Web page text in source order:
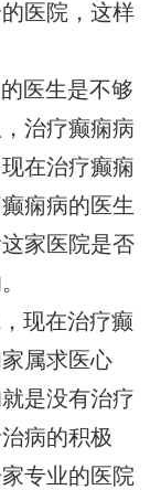
医院，这样
医生是不够
治疗癫痫病
在治疗癫痫
痫病的医生
家医院是否
现在治疗癫
属求医心
是没有治疗
病的积极
专业的医院